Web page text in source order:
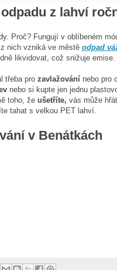
z lahví
Proč? Fungují v oblíbeném
nich vzniká ve městě odpad
likvidovat, což snižuje emise.
třeba pro zavlažovánínebo pro
nebo si kupte jen jednu
toho, že ušetříte, vás může
tahat s velkou PET lahví.
v Benátkách